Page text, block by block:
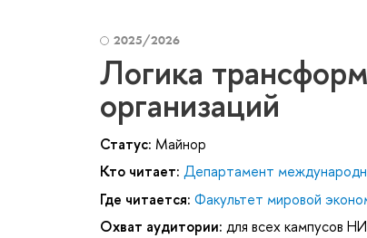
2025/2026
Логика
организаций
Статус: Майнор
Кто читает: Департамент
Где читается: Факультет мировой
Охват аудитории: для всех кампусов